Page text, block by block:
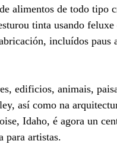
alimentos de todo tipo
tinta usando feluxe
incluídos paus
edificios, animais,
así como na
Idaho, é agora un
para artistas.